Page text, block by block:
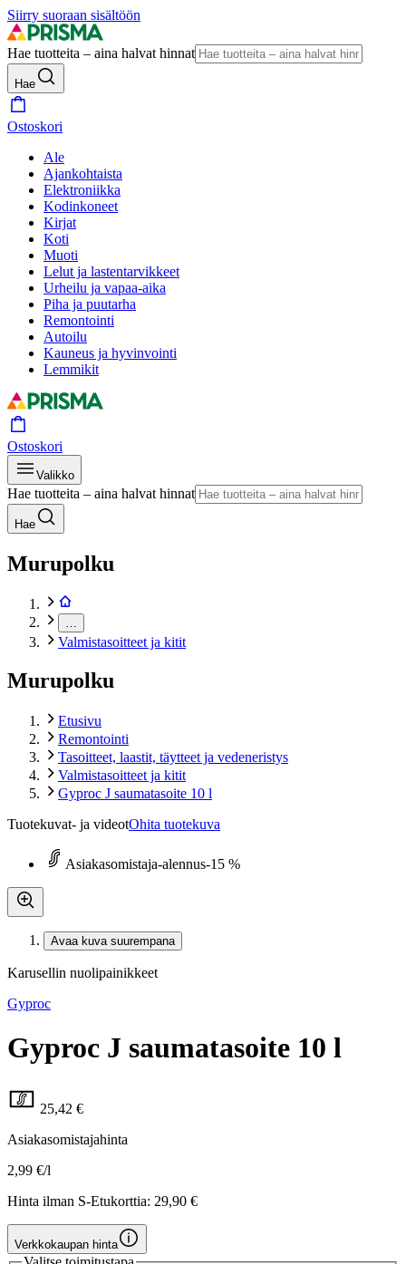
Siirry suoraan sisältöön
Hae tuotteita – aina halvat hinnat
Hae
Ostoskori
Ale
Ajankohtaista
Elektroniikka
Kodinkoneet
Kirjat
Koti
Muoti
Lelut ja lastentarvikkeet
Urheilu ja vapaa-aika
Piha ja puutarha
Remontointi
Autoilu
Kauneus ja hyvinvointi
Lemmikit
Ostoskori
Valikko
Hae tuotteita – aina halvat hinnat
Hae
Murupolku
Valmistasoitteet ja kitit
Murupolku
Etusivu
Remontointi
Tasoitteet, laastit, täytteet ja vedeneristys
Valmistasoitteet ja kitit
Gyproc J saumatasoite 10 l
Tuotekuvat- ja videotOhita tuotekuva
Asiakasomistaja-alennus-15 %
Avaa kuva suurempana
Karusellin nuolipainikkeet
Gyproc
Gyproc J saumatasoite 10 l
25,42 €
Asiakasomistajahinta
2,99 €/l
Hinta ilman S-Etukorttia: 29,90 €
Verkkokaupan hinta